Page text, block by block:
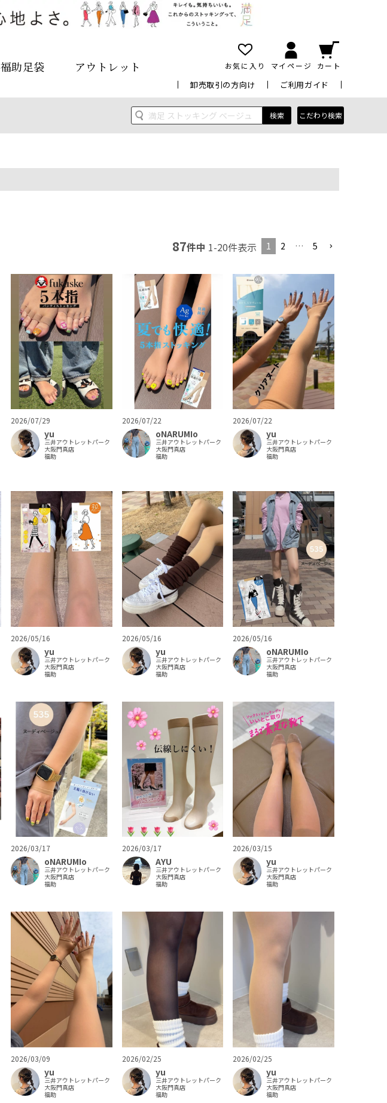
福助足袋 アウトレット お気に入り マイページ カート
卸売取引の方向け ご利用ガイド
検索 こだわり検索
87件中 1-20件表示 1 2 … 5
2026/07/29
yu
三井アウトレットパーク
大阪門真店
福助
2026/07/22
oNARUMIo
三井アウトレットパーク
大阪門真店
福助
2026/07/22
yu
三井アウトレットパーク
大阪門真店
福助
2026/05/16
yu
三井アウトレットパーク
大阪門真店
福助
2026/05/16
yu
三井アウトレットパーク
大阪門真店
福助
2026/05/16
oNARUMIo
三井アウトレットパーク
大阪門真店
福助
2026/03/17
oNARUMIo
三井アウトレットパーク
大阪門真店
福助
2026/03/17
AYU
三井アウトレットパーク
大阪門真店
福助
2026/03/15
yu
三井アウトレットパーク
大阪門真店
福助
2026/03/09
yu
三井アウトレットパーク
大阪門真店
福助
2026/02/25
yu
三井アウトレットパーク
大阪門真店
福助
2026/02/25
yu
三井アウトレットパーク
大阪門真店
福助